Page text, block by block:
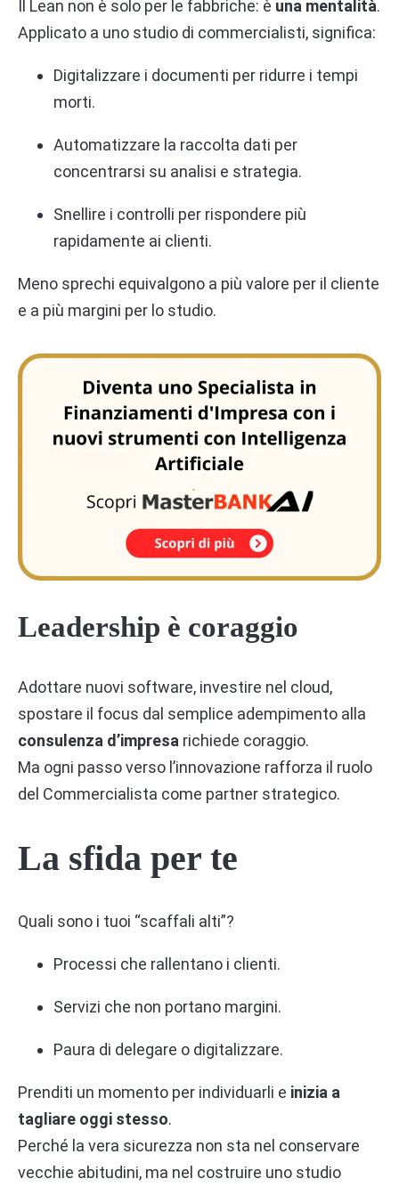
Il Lean non è solo per le fabbriche: è una mentalità.
Applicato a uno studio di commercialisti, significa:
Digitalizzare i documenti per ridurre i tempi
morti.
Automatizzare la raccolta dati per
concentrarsi su analisi e strategia.
Snellire i controlli per rispondere più
rapidamente ai clienti.
Meno sprechi equivalgono a più valore per il cliente
e a più margini per lo studio.
Leadership è coraggio
Adottare nuovi software, investire nel cloud,
spostare il focus dal semplice adempimento alla
consulenza d’impresa richiede coraggio.
Ma ogni passo verso l’innovazione rafforza il ruolo
del Commercialista come partner strategico.
La sfida per te
Quali sono i tuoi “scaffali alti”?
Processi che rallentano i clienti.
Servizi che non portano margini.
Paura di delegare o digitalizzare.
Prenditi un momento per individuarli e inizia a
tagliare oggi stesso.
Perché la vera sicurezza non sta nel conservare
vecchie abitudini, ma nel costruire uno studio